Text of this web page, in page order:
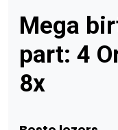
Mega
part: 4
8x